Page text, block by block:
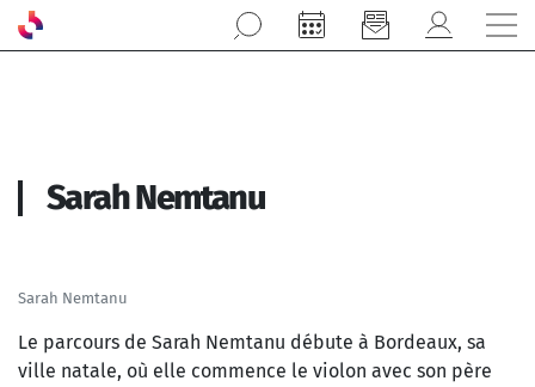
Aller au contenu principal
Sarah Nemtanu
Sarah Nemtanu
Le parcours de Sarah Nemtanu débute à Bordeaux, sa
ville natale, où elle commence le violon avec son père